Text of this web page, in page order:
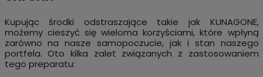
Kupując środki odstraszające takie jak KUNAGONE,
możemy cieszyć się wieloma korzyściami, które wpłyną
zarówno na nasze samopoczucie, jak i stan naszego
portfela. Oto kilka zalet związanych z zastosowaniem
tego preparatu: